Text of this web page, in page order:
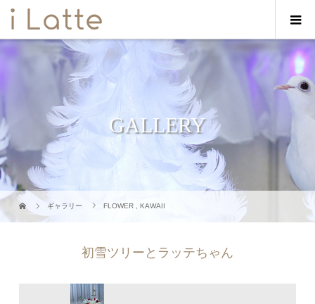
GALLERY
ギャラリー FLOWER ,KAWAII
初雪ツリーとラッテちゃん